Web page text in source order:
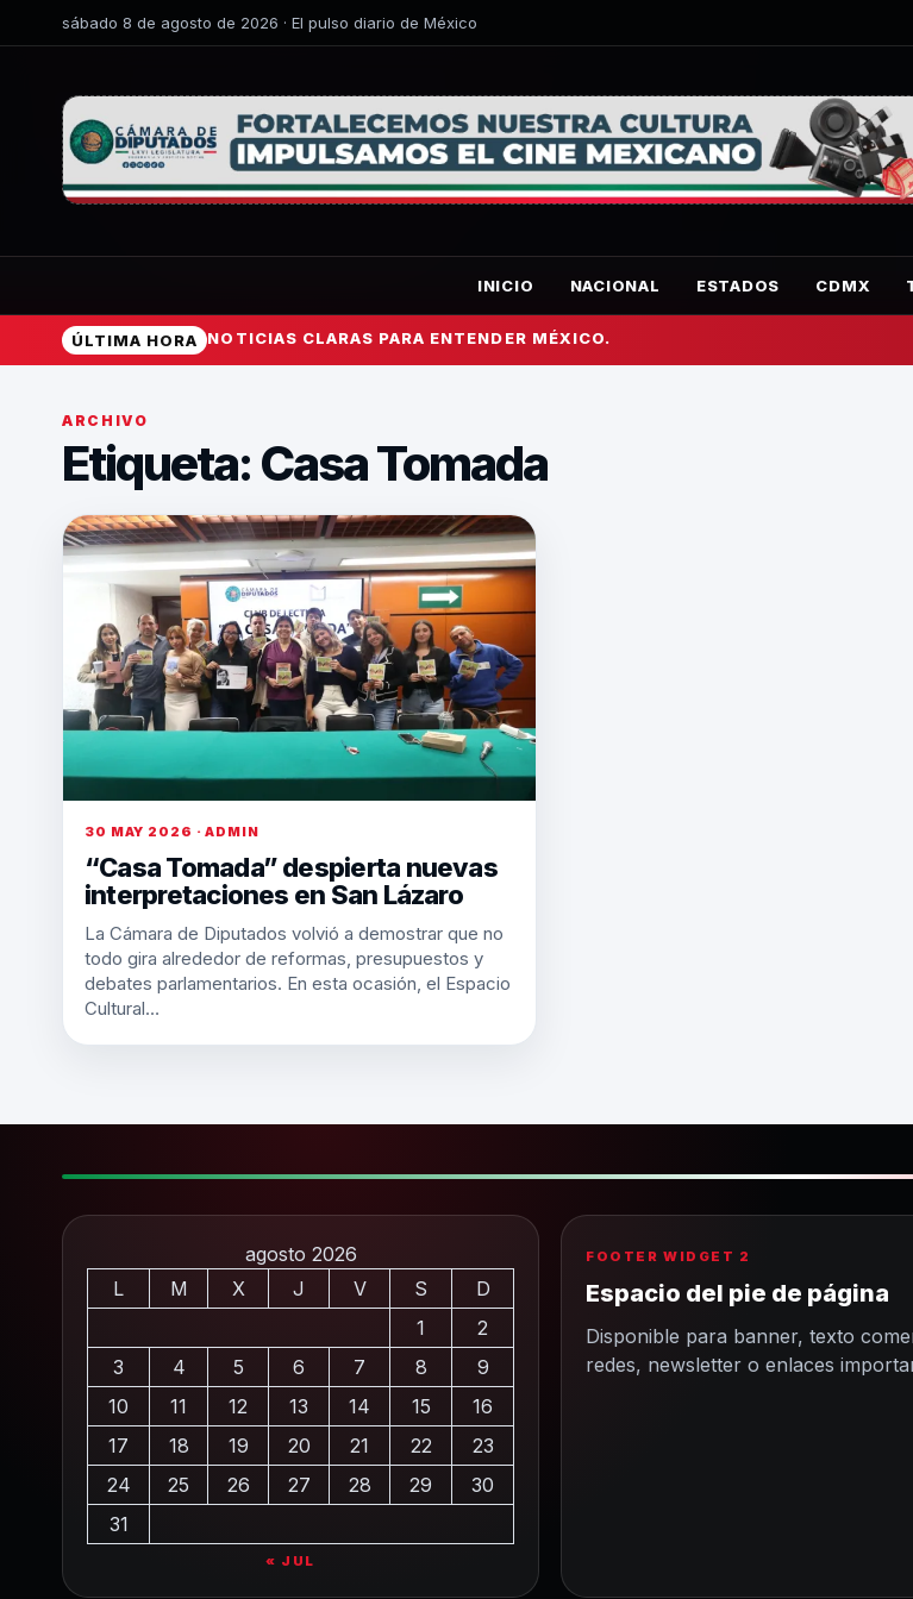
sábado 8 de agosto de 2026 · El pulso diario de México
INICIO NACIONAL ESTADOS CDMX
ÚLTIMA HORA NOTICIAS CLARAS PARA ENTENDER MÉXICO.
ARCHIVO
Etiqueta: Casa Tomada
30 MAY 2026 · ADMIN
“Casa Tomada” despierta nuevas
interpretaciones en San Lázaro
La Cámara de Diputados volvió a demostrar que no
todo gira alrededor de reformas, presupuestos y
debates parlamentarios. En esta ocasión, el Espacio
Cultural…
agosto 2026
L
M X J V S
D
1
2
3
4 5 6 7 8
9
10
11 12 13 14 15
16
17
18 19 20 21 22
23
24
25 26 27 28 29
30
31
« JUL
FOOTER WIDGET 2
Espacio del pie de página
Disponible para banner, texto
redes, newsletter o enlaces